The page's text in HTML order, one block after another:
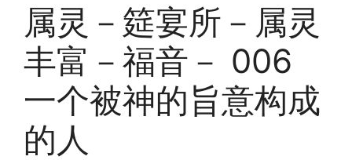
属灵－筵宴所－属灵
丰富－福音－ 006
一个被神的旨意构成
的人